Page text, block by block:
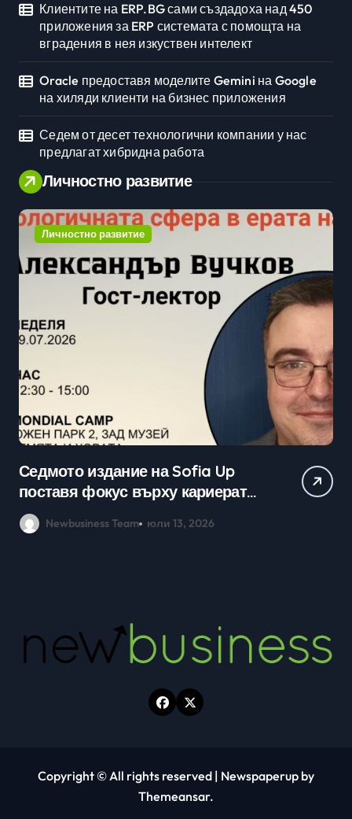
Клиентите на ERP.BG сами създадоха над 450
приложения за ERP системата с помощта на
вградения в нея изкуствен интелект
Oracle предоставя моделите Gemini на Google
на хиляди клиенти на бизнес приложения
Седем от десет технологични компании у нас
предлагат хибридна работа
Личностно развитие
Личностно развитие
Практически уроци по бизнес и
кариерно развитие събраха
млади хора на SOFIA UP
Newbusiness Team юни 26, 2026
Copyright © All rights reserved | Newspaperup by
Themeansar.